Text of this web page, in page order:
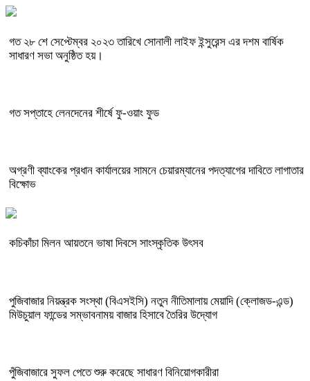
গত ২৮ শে সেপ্টেম্বর ২০২৩ তারিখে সোনালী লাইফ ইন্সুরেন্স এর দশম বার্ষিক
সাধারণ সভা অনুষ্ঠিত হয়।
গত সপ্তাহে লেনদেনের শীর্ষে ফু-ওয়াং ফুড
অগ্রণী ব্যাংকের প্রধান কার্যালয়ের সামনে চেয়ারম্যানের পদত্যাগের দাবিতে লাগাতার
বিক্ষোভ
কচিকাঁচা মিলন আয়তনে ভাষা দিবসে সাংস্কৃতিক উৎসব
পুজিবাজার নিয়ন্ত্রক সংস্থা (বিএসইসি) নতুন নীতিমালায় মেয়াদি (ক্লোজড-এন্ড)
মিউচুয়াল ফান্ডের সম্ভাবনাময় বাজার হিসাবে তৈরির উদ্যোগ
পুঁজিবাজারে সুফল পেতে শুরু করেছে সাধারণ বিনিয়োগকারীরা